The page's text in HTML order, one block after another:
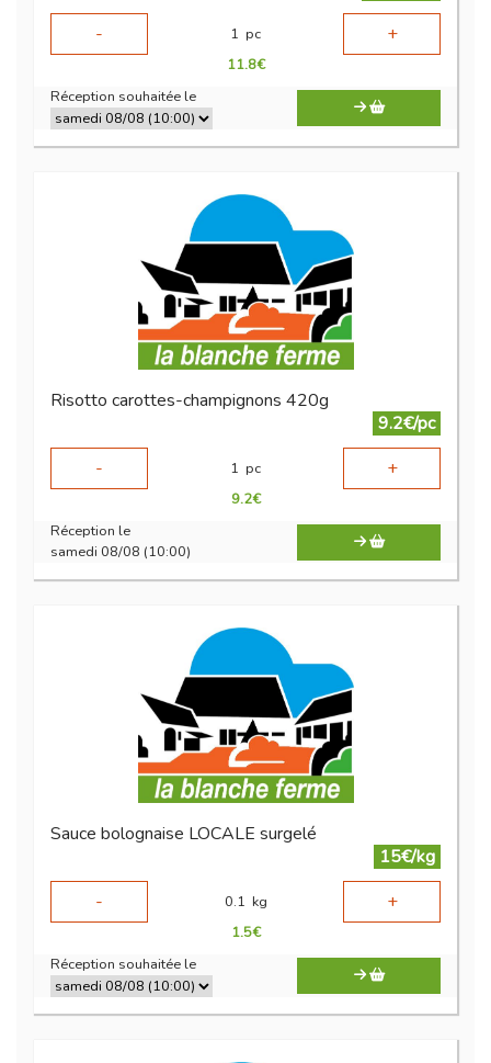
-
1 pc +
11.8€
Réception souhaitée le
Risotto carottes-champignons 420g
9.2€/pc
-
1 pc +
9.2€
Réception le
samedi 08/08 (10:00)
Sauce bolognaise LOCALE surgelé
15€/kg
-
0.1 kg +
1.5€
Réception souhaitée le